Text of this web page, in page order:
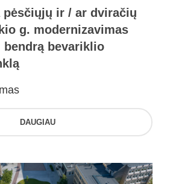
pėsčiųjų ir / ar dviračių
g. modernizavimas
bevariklio
DAUGIAU